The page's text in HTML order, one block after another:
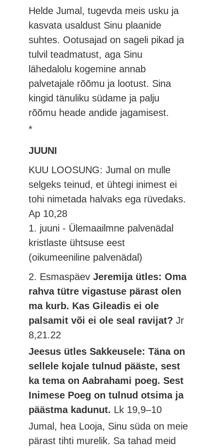
Helde Jumal, tugevda meis usku ja
kasvata usaldust Sinu plaanide
suhtes. Ootusajad on sageli pikad ja
tulvil teadmatust, aga Sinu
lähedalolu kogemine annab
palvetajale rõõmu ja lootust. Sina
kingid tänuliku südame ja palju
rõõmu heade andide jagamisest.
*
JUUNI
KUU LOOSUNG: Jumal on mulle
selgeks teinud, et ühtegi inimest ei
tohi nimetada halvaks ega rüvedaks.
Ap 10,28
1. juuni - Ülemaailmne palvenädal
kristlaste ühtsuse eest
(oikumeeniline palvenädal)
2. EsmaspäevJeremija ütles: Oma
rahva tütre vigastuse pärast olen
ma kurb. Kas Gileadis ei ole
palsamit või ei ole seal ravijat?Jr
8,21.22
Jeesus ütles Sakkeusele: Täna on
sellele kojale tulnud pääste, sest
ka tema on Aabrahami poeg. Sest
Inimese Poeg on tulnud otsima ja
päästma kadunut. Lk 19,9–10
Jumal, hea Looja, Sinu süda on meie
pärast tihti murelik. Sa tahad meid